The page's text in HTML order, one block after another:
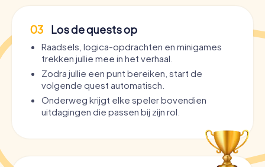
03 Los de quests op
Raadsels, logica-opdrachten en minigames
trekken jullie mee in het verhaal.
Zodra jullie een punt bereiken, start de
volgende quest automatisch.
Onderweg krijgt elke speler bovendien
uitdagingen die passen bij zijn rol.